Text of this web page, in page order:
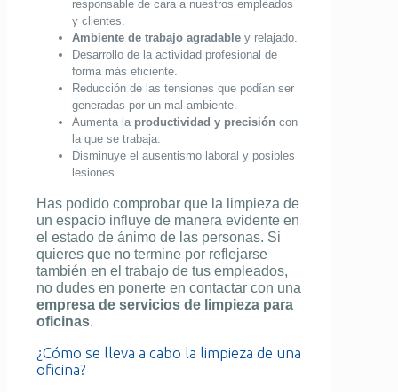
responsable de cara a nuestros empleados
y clientes.
Ambiente de trabajo agradable y relajado.
Desarrollo de la actividad profesional de
forma más eficiente.
Reducción de las tensiones que podían ser
generadas por un mal ambiente.
Aumenta la productividad y precisión con
la que se trabaja.
Disminuye el ausentismo laboral y posibles
lesiones.
Has podido comprobar que la limpieza de
un espacio influye de manera evidente en
el estado de ánimo de las personas. Si
quieres que no termine por reflejarse
también en el trabajo de tus empleados,
no dudes en ponerte en contactar con una
empresa de servicios de limpieza para
oficinas.
¿Cómo se lleva a cabo la limpieza de una
oficina?